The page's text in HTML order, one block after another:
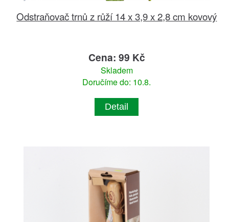
Odstraňovač trnů z růží 14 x 3,9 x 2,8 cm kovový
Cena: 99 Kč
Skladem
Doručíme do: 10.8.
Detail